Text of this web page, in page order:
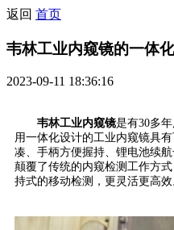
返回 首页
韦林工业内窥镜的一体
2023-09-11 18:36:16
韦林工业内窥镜是有30多
用一体化设计的工业内窥镜具
凑、手柄方便握持、锂电池续
颠覆了传统的内窥检测工作方
持式的移动检测，更灵活更高效